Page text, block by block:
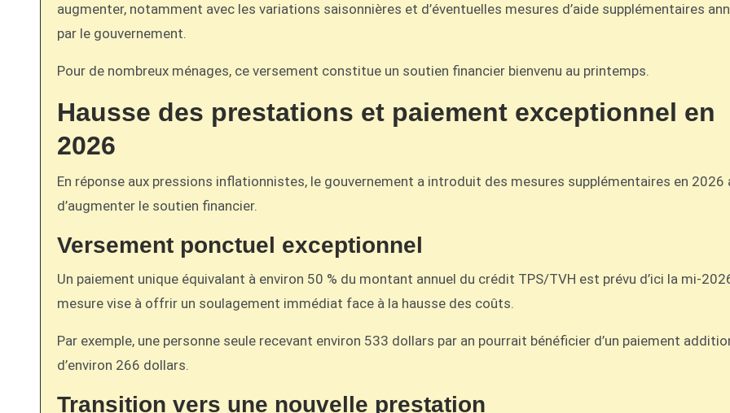
augmenter, notamment avec les variations saisonnières et d’éventuelles mesures d’aide supplémentaires
par le gouvernement.
Pour de nombreux ménages, ce versement constitue un soutien financier bienvenu au printemps.
Hausse des prestations et paiement exceptionnel en
2026
En réponse aux pressions inflationnistes, le gouvernement a introduit des mesures supplémentaires en 2026
d’augmenter le soutien financier.
Versement ponctuel exceptionnel
Un paiement unique équivalant à environ 50 % du montant annuel du crédit TPS/TVH est prévu d’ici la mi-
mesure vise à offrir un soulagement immédiat face à la hausse des coûts.
Par exemple, une personne seule recevant environ 533 dollars par an pourrait bénéficier d’un paiement
d’environ 266 dollars.
Transition vers une nouvelle prestation